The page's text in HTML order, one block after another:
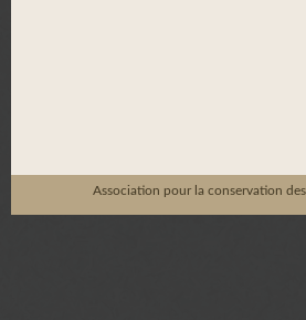
Association pour la conservation